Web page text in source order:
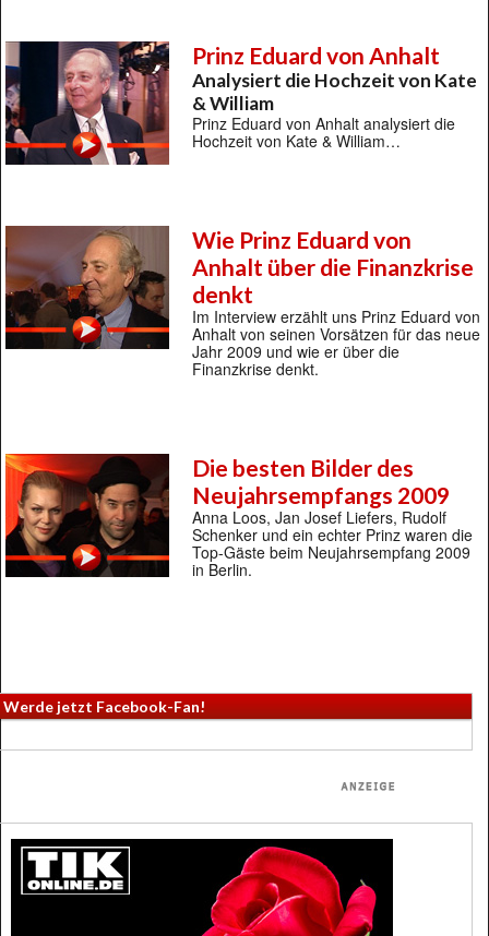
Prinz Eduard von Anhalt
Analysiert die Hochzeit von Kate
& William
Prinz Eduard von Anhalt analysiert die
Hochzeit von Kate & William…
Wie Prinz Eduard von
Anhalt über die Finanzkrise
denkt
Im Interview erzählt uns Prinz Eduard von
Anhalt von seinen Vorsätzen für das neue
Jahr 2009 und wie er über die
Finanzkrise denkt.
Die besten Bilder des
Neujahrsempfangs 2009
Anna Loos, Jan Josef Liefers, Rudolf
Schenker und ein echter Prinz waren die
Top-Gäste beim Neujahrsempfang 2009
in Berlin.
Werde jetzt Facebook-Fan!